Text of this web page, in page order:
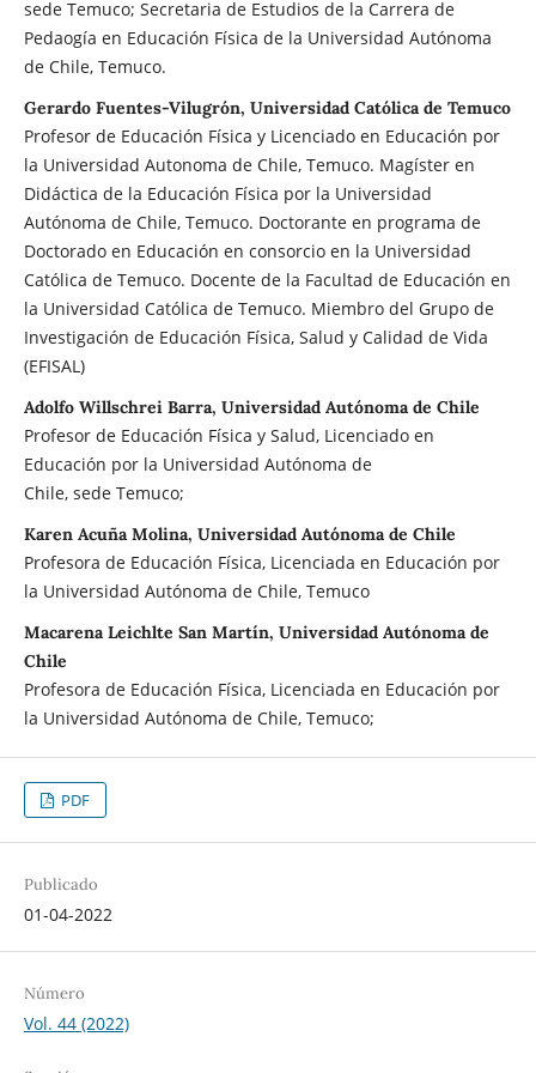
sede Temuco; Secretaria de Estudios de la Carrera de
Pedaogía en Educación Física de la Universidad Autónoma
de Chile, Temuco.
Gerardo Fuentes-Vilugrón, Universidad Católica de Temuco
Profesor de Educación Física y Licenciado en Educación por
la Universidad Autonoma de Chile, Temuco. Magíster en
Didáctica de la Educación Física por la Universidad
Autónoma de Chile, Temuco. Doctorante en programa de
Doctorado en Educación en consorcio en la Universidad
Católica de Temuco. Docente de la Facultad de Educación en
la Universidad Católica de Temuco. Miembro del Grupo de
Investigación de Educación Física, Salud y Calidad de Vida
(EFISAL)
Adolfo Willschrei Barra, Universidad Autónoma de Chile
Profesor de Educación Física y Salud, Licenciado en
Educación por la Universidad Autónoma de
Chile, sede Temuco;
Karen Acuña Molina, Universidad Autónoma de Chile
Profesora de Educación Física, Licenciada en Educación por
la Universidad Autónoma de Chile, Temuco
Macarena Leichlte San Martín, Universidad Autónoma de
Chile
Profesora de Educación Física, Licenciada en Educación por
la Universidad Autónoma de Chile, Temuco;
PDF
Publicado
01-04-2022
Número
Vol. 44 (2022)